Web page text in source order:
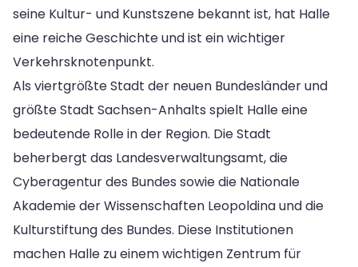
seine Kultur- und Kunstszene bekannt ist, hat Halle
eine reiche Geschichte und ist ein wichtiger
Verkehrsknotenpunkt.
Als viertgrößte Stadt der neuen Bundesländer und
größte Stadt Sachsen-Anhalts spielt Halle eine
bedeutende Rolle in der Region. Die Stadt
beherbergt das Landesverwaltungsamt, die
Cyberagentur des Bundes sowie die Nationale
Akademie der Wissenschaften Leopoldina und die
Kulturstiftung des Bundes. Diese Institutionen
machen Halle zu einem wichtigen Zentrum für